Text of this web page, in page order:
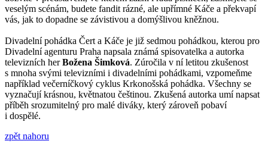
veselým scénám, budete fandit rázné, ale upřímné Káče a překvapí
vás, jak to dopadne se závistivou a domýšlivou kněžnou.
Divadelní pohádka Čert a Káče je již sedmou pohádkou, kterou pro
Divadelní agenturu Praha napsala známá spisovatelka a autorka
televizních herBožena Šimková. Zúročila v ní letitou zkušenost
s mnoha svými televizními i divadelními pohádkami, vzpomeňme
například večerníčkový cyklus Krkonošská pohádka. Všechny se
vyznačují krásnou, květnatou češtinou. Zkušená autorka umí napsat
příběh srozumitelný pro malé diváky, který zároveň pobaví
i dospělé.
zpět nahoru